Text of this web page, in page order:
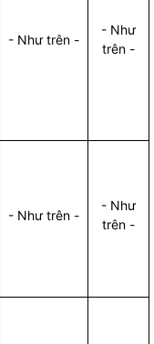
- Như trên -
- Như
trên -
- Như trên -
- Như
trên -